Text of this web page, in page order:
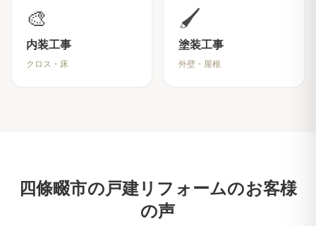
🎨
内装工事
クロス・床
🖌️
塗装工事
外壁・屋根
四條畷市の戸建リフォームのお客様
の声